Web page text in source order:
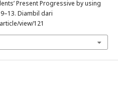
Present Progressive by using
9–13. Diambil dari
view/121